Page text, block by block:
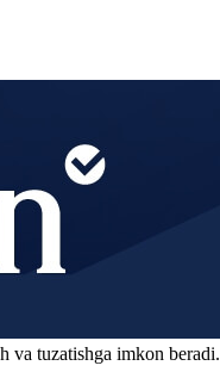
va tuzatishga imkon beradi.